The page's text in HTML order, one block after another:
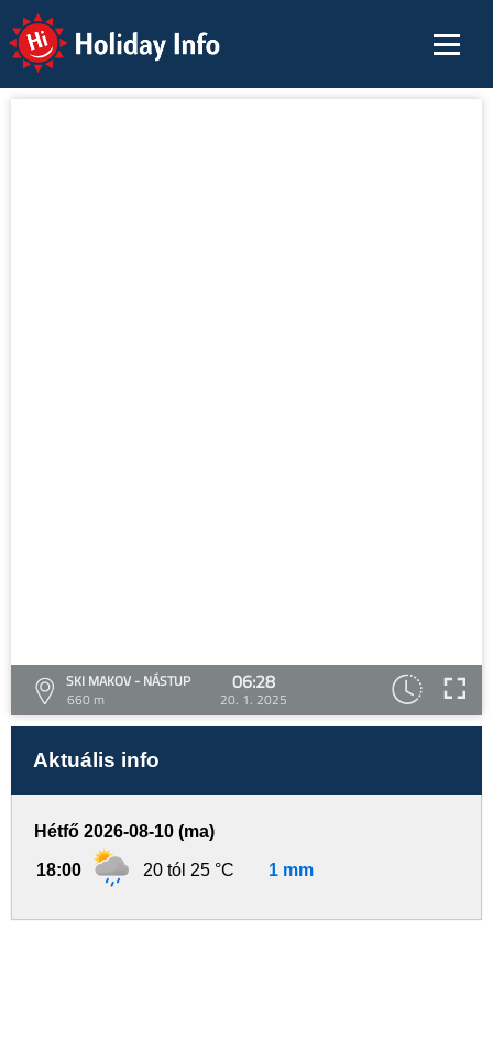
Holiday Info
SKI MAKOV - NÁSTUP
660 m
06:28
20. 1. 2025
Aktuális info
Hétfő 2026-08-10 (ma)
18:00 20 tól 25 °C 1 mm